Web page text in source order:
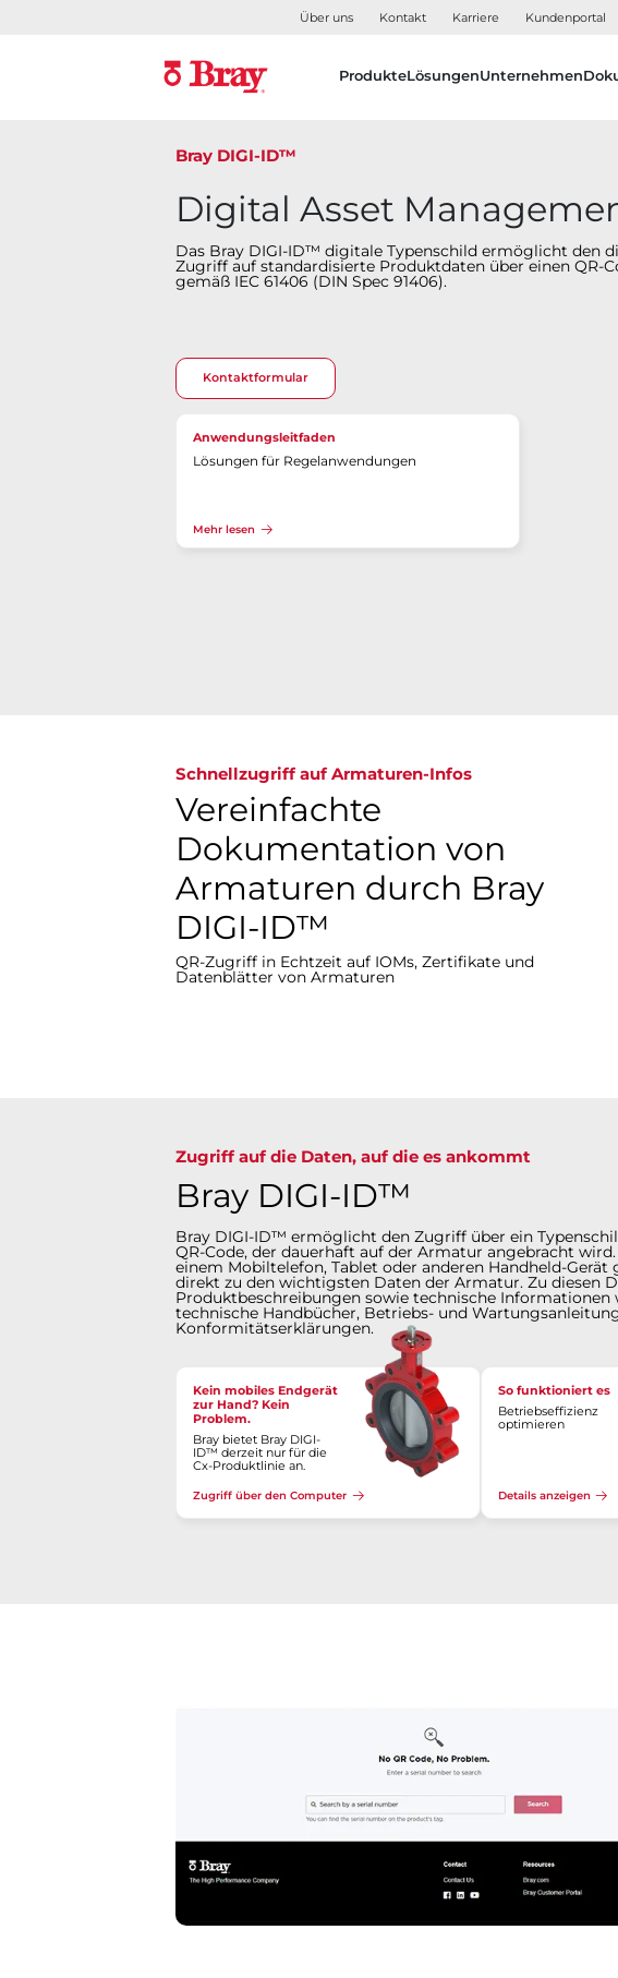
Über uns Kontakt Karriere Kundenportal
ProdukteLösungenUnternehmen
Bray DIGI-ID™
Digital Asset
Das Bray DIGI-ID™ digitale Typenschild ermöglicht den
Zugriff auf standardisierte Produktdaten über einen QR-
gemäß IEC 61406 (DIN Spec 91406).
Kontaktformular
Anwendungsleitfaden
Lösungen für Regelanwendungen
Mehr lesen
Schnellzugriff auf Armaturen-Infos
Vereinfachte
Dokumentation von
Armaturen durch Bray
DIGI-ID™
QR-Zugriff in Echtzeit auf IOMs, Zertifikate und
Datenblätter von Armaturen
Zugriff auf die Daten, auf die es ankommt
Bray DIGI-ID™
Bray DIGI-ID™ ermöglicht den Zugriff über ein
QR-Code, der dauerhaft auf der Armatur angebracht
einem Mobiltelefon, Tablet oder anderen Handheld-
direkt zu den wichtigsten Daten der Armatur. Zu diesen
Produktbeschreibungen sowie technische Informationen
technische Handbücher, Betriebs- und
Konformitätserklärungen.
Kein mobiles Endgerät
zur Hand? Kein
Problem.
Bray bietet Bray DIGI-
ID™ derzeit nur für die
Cx-Produktlinie an.
Zugriff über den Computer
So funktioniert es
Betriebseffizienz
optimieren
Details anzeigen